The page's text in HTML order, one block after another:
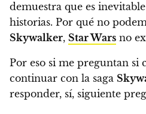
demuestra que es
historias. Por qué no
Skywalker, Star Wars no
Por eso si me preguntan si
continuar con la saga
responder, sí, siguiente